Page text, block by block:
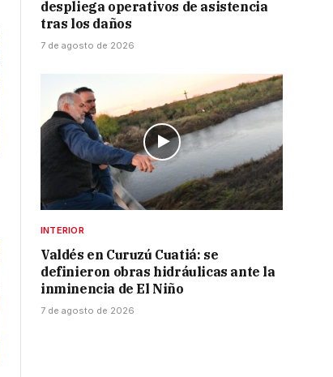
despliega operativos de asistencia
tras los daños
7 de agosto de 2026
INTERIOR
Valdés en Curuzú Cuatiá: se
definieron obras hidráulicas ante la
inminencia de El Niño
7 de agosto de 2026